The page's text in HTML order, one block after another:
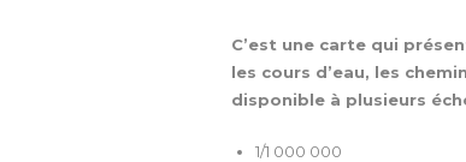
C’est une carte qui
les cours d’eau, les
disponible à plusieurs
1/1 000 000